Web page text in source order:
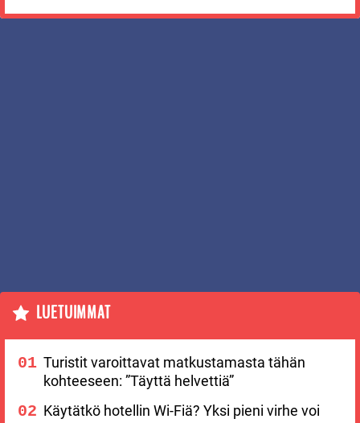
LUETUIMMAT
Turistit varoittavat matkustamasta tähän
kohteeseen: ”Täyttä helvettiä”
Käytätkö hotellin Wi-Fiä? Yksi pieni virhe voi